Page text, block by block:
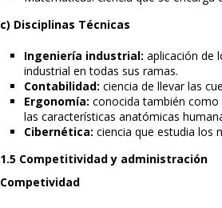
c) Disciplinas Técnicas
Ingeniería industrial: aplicación de
industrial en todas sus ramas.
Contabilidad: ciencia de llevar las
Ergonomía: conocida también
las características anatómicas
Cibernética: ciencia que estudia los
1.5 Competitividad y administración
Competividad